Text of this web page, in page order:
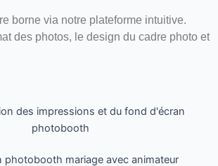
borne via notre plateforme intuitive.
des photos, le design du cadre photo et